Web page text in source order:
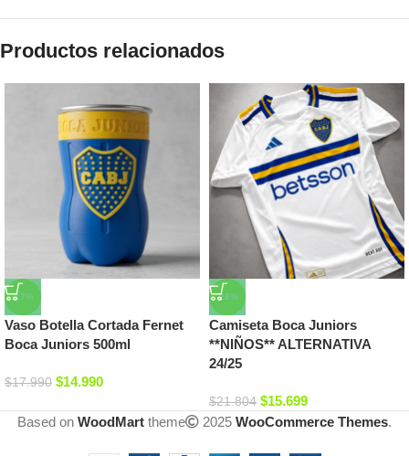
Productos relacionados
-17%
Vaso Botella Cortada Fernet
Boca Juniors 500ml
$17.990 $14.990
-28%
Camiseta Boca Juniors
**NIÑOS** ALTERNATIVA
24/25
$21.804 $15.699
Based on WoodMart theme 2025 WooCommerce Themes.